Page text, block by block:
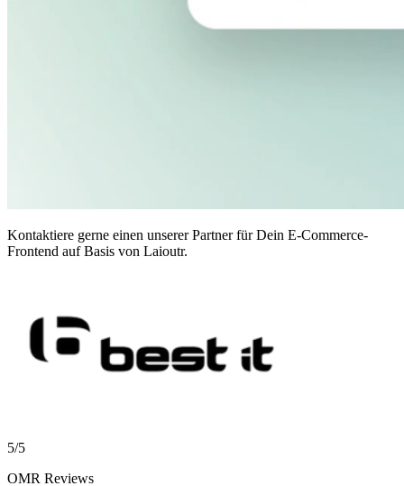
Kontaktiere gerne einen unserer Partner für Dein E-Commerce-
Frontend auf Basis von Laioutr.
5/5
OMR Reviews